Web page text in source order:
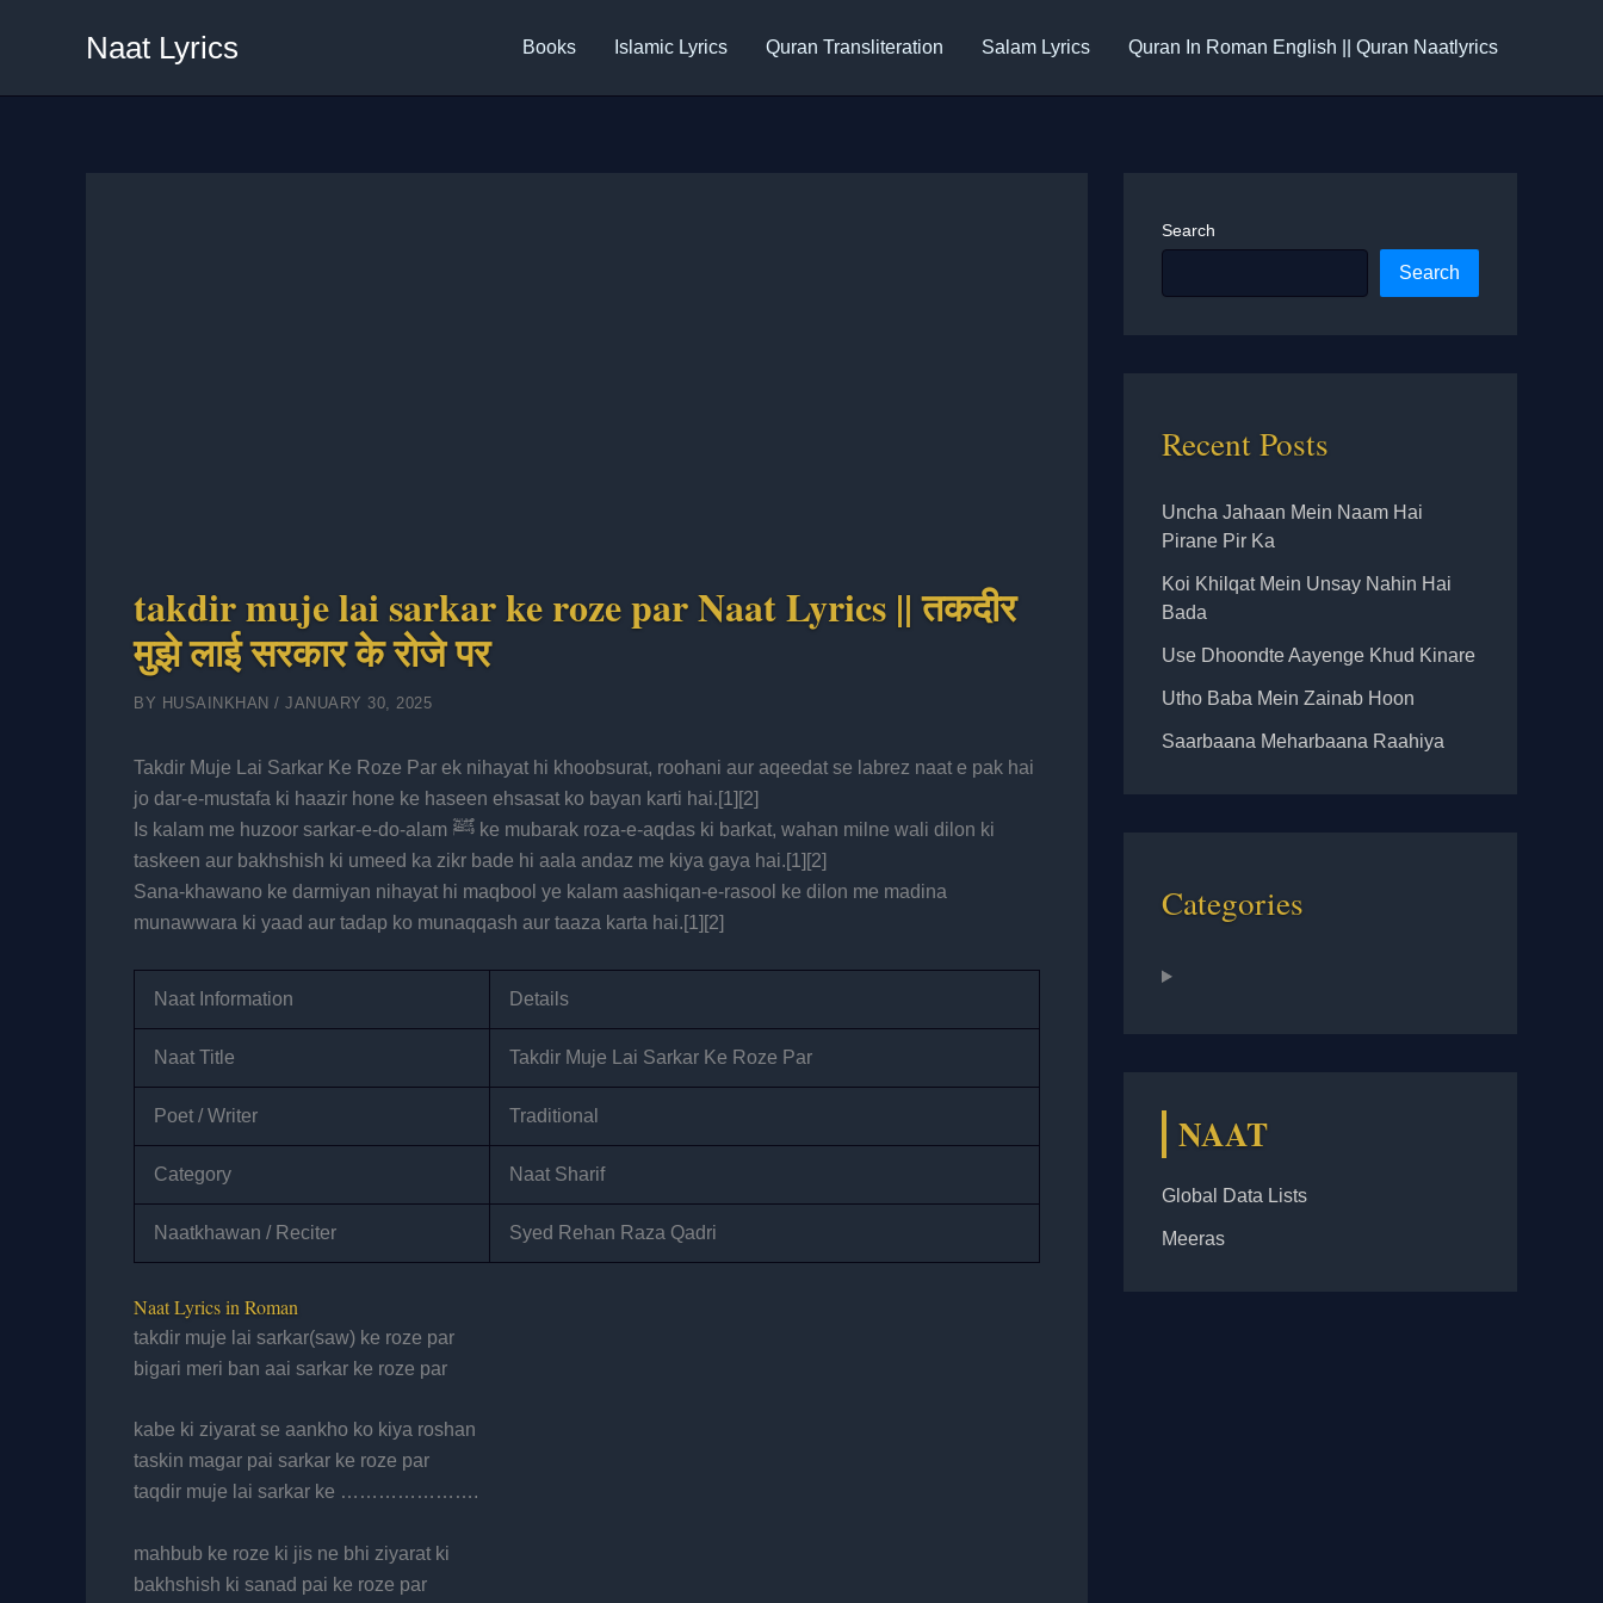
Naat Lyrics Books Islamic Lyrics Quran Transliteration Salam Lyrics Quran In Roman English || Quran Naatlyrics
takdir muje lai sarkar ke roze par Naat Lyrics || तकदीर
मुझे लाई सरकार के रोजे पर
BY HUSAINKHAN / JANUARY 30, 2025
Takdir Muje Lai Sarkar Ke Roze Par ek nihayat hi khoobsurat, roohani aur aqeedat se labrez naat e pak hai
jo dar-e-mustafa ki haazir hone ke haseen ehsasat ko bayan karti hai.[1 ][2]
Is kalam me huzoor sarkar-e-do-alam ﷺ ke mubarak roza-e-aqdas ki barkat, wahan milne wali dilon ki
taskeen aur bakhshish ki umeed ka zikr bade hi aala andaz me kiya gaya hai.[1 ][2]
Sana-khawano ke darmiyan nihayat hi maqbool ye kalam aashiqan-e-rasool ke dilon me madina
munawwara ki yaad aur tadap ko munaqqash aur taaza karta hai.[1 ][2]
Naat Information Details
Naat Title Takdir Muje Lai Sarkar Ke Roze Par
Poet / Writer Traditional
Category Naat Sharif
Naatkhawan / Reciter Syed Rehan Raza Qadri
Naat Lyrics in Roman
takdir muje lai sarkar(saw) ke roze par
bigari meri ban aai sarkar ke roze par
kabe ki ziyarat se aankho ko kiya roshan
taskin magar pai sarkar ke roze par
taqdir muje lai sarkar ke ………………….
mahbub ke roze ki jis ne bhi ziyarat ki
bakhshish ki sanad pai ke roze par
Search
Search
Recent Posts
Uncha Jahaan Mein Naam Hai
Pirane Pir Ka
Koi Khilqat Mein Unsay Nahin Hai
Bada
Use Dhoondte Aayenge Khud Kinare
Utho Baba Mein Zainab Hoon
Saarbaana Meharbaana Raahiya
Categories
NAAT
Global Data Lists
Meeras